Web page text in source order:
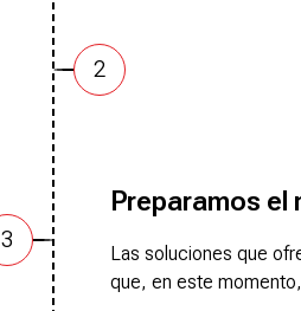
Preparamos el
Las soluciones que
que, en este